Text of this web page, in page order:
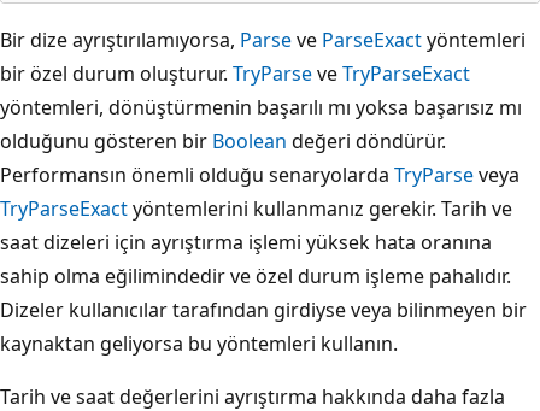
Bir dize ayrıştırılamıyorsa, Parseve ParseExactyöntemleri
bir özel durum oluşturur. TryParseveTryParseExact
yöntemleri, dönüştürmenin başarılı mı yoksa başarısız mı
olduğunu gösteren bir Boolean değeri döndürür.
Performansın önemli olduğu senaryolarda TryParseveya
TryParseExactyöntemlerini kullanmanız gerekir. Tarih ve
saat dizeleri için ayrıştırma işlemi yüksek hata oranına
sahip olma eğilimindedir ve özel durum işleme pahalıdır.
Dizeler kullanıcılar tarafından girdiyse veya bilinmeyen bir
kaynaktan geliyorsa bu yöntemleri kullanın.
Tarih ve saat değerlerini ayrıştırma hakkında daha fazla